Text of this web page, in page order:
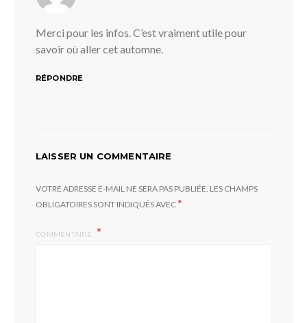
Merci pour les infos. C’est vraiment utile pour
savoir où aller cet automne.
RÉPONDRE
LAISSER UN COMMENTAIRE
VOTRE ADRESSE E-MAIL NE SERA PAS PUBLIÉE. LES CHAMPS
OBLIGATOIRES SONT INDIQUÉS AVEC*
COMMENTAIRE